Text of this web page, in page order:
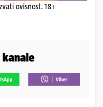
ovisnost. 18+
kanale